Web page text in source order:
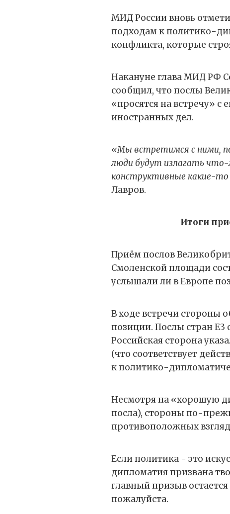
МИД России вновь
подходам к политико-
конфликта, которые
Накануне глава МИД РФ
сообщил, что послы
«просятся на встречу» с
иностранных дел.
«Мы встретимся с ними,
люди будут излагать
конструктивные какие-
Лавров.
Итоги
Приём послов
Смоленской площади
услышали ли в Европе
В ходе встречи стороны
позиции. Послы стран
Российская сторона
(что соответствует
к политико-
Несмотря на «хорошую
посла), стороны по-
противоположных
Если политика - это
дипломатия призвана
главный призыв
пожалуйста.